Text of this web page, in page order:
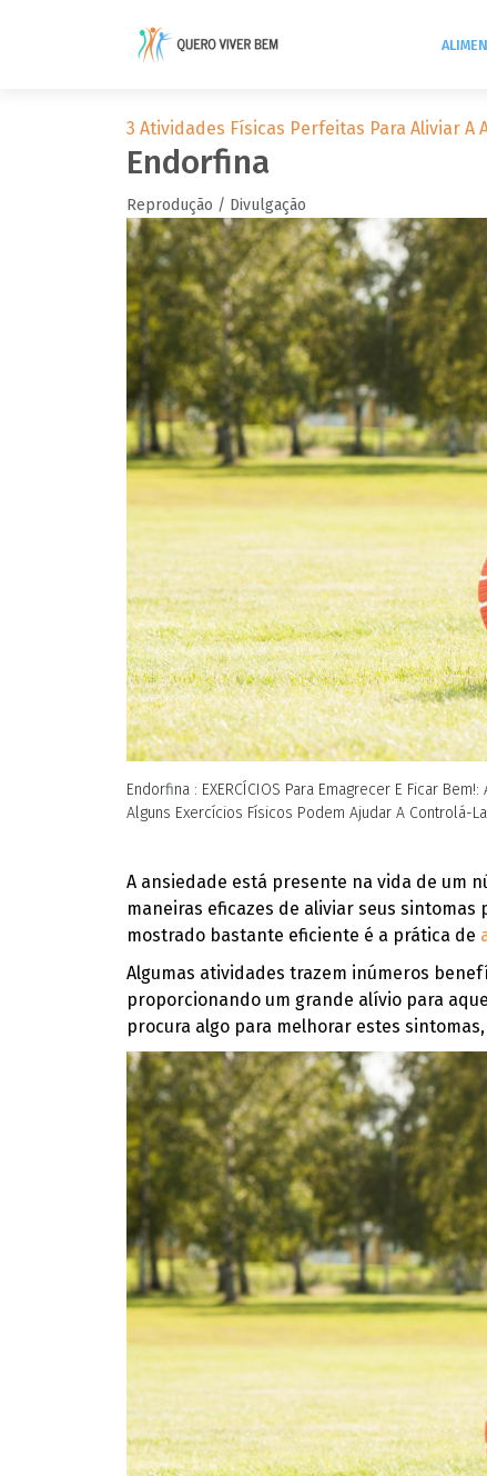
3 Atividades Físicas Perfeitas Para Aliviar A
Endorfina
Reprodução / Divulgação
Endorfina : EXERCÍCIOS Para Emagrecer E Ficar
Alguns Exercícios Físicos Podem Ajudar A Controlá-
A ansiedade está presente na vida de um
maneiras eficazes de aliviar seus
mostrado bastante eficiente é a prática de
Algumas atividades trazem inúmeros
proporcionando um grande alívio para
procura algo para melhorar estes